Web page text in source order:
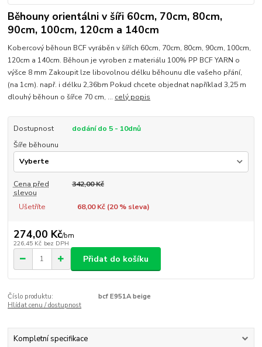
Běhouny orientálni v šíři 60cm, 70cm, 80cm,
90cm, 100cm, 120cm a 140cm
Kobercový běhoun BCF vyráběn v šířích 60cm, 70cm, 80cm, 90cm, 100cm,
120cm a 140cm. Běhoun je vyroben z materiálu 100% PP BCF YARN o
výšce 8 mm Zakoupit lze libovolnou délku běhounu dle vašeho přání,
(na 1cm). např. i délku 2,36bm Pokud chcete objednat například 3,25 m
dlouhý běhoun o šířce 70 cm, ... celý popis
Dostupnost
dodání do 5 - 10dnů
Šíře běhounu
Cena před
slevou
342,00 Kč
Ušetříte 68,00 Kč (20% sleva)
274,00 Kč/bm
226,45 Kč bez DPH
Přidat do košíku
Číslo produktu:
bcf E951A beige
Hlídat cenu / dostupnost
Kompletní specifikace